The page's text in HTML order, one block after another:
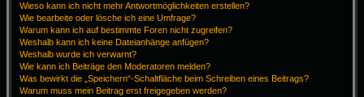
Wieso kann ich nicht mehr Antwortmöglichkeiten erstellen?
Wie bearbeite oder lösche ich eine Umfrage?
Warum kann ich auf bestimmte Foren nicht zugreifen?
Weshalb kann ich keine Dateianhänge anfügen?
Weshalb wurde ich verwarnt?
Wie kann ich Beiträge den Moderatoren melden?
Was bewirkt die „Speichern“-Schaltfläche beim Schreiben eines Beitrags?
Warum muss mein Beitrag erst freigegeben werden?